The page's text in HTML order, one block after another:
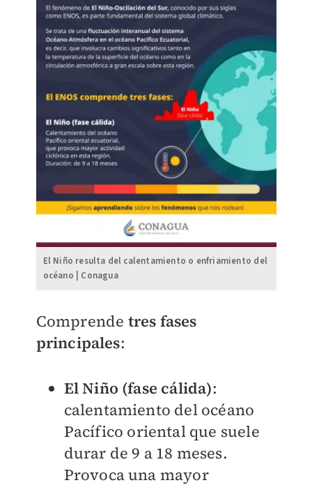
El Niño resulta del calentamiento o enfriamiento del
océano | Conagua
Comprende tres fases
principales:
El Niño (fase cálida):
calentamiento del océano
Pacífico oriental que suele
durar de 9 a 18 meses.
Provoca una mayor